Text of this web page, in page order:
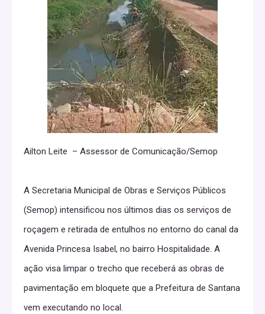
Ailton Leite – Assessor de Comunicação/Semop
A Secretaria Municipal de Obras e Serviços Públicos
(Semop) intensificou nos últimos dias os serviços de
roçagem e retirada de entulhos no entorno do canal da
Avenida Princesa Isabel, no bairro Hospitalidade. A
ação visa limpar o trecho que receberá as obras de
pavimentação em bloquete que a Prefeitura de Santana
vem executando no local.